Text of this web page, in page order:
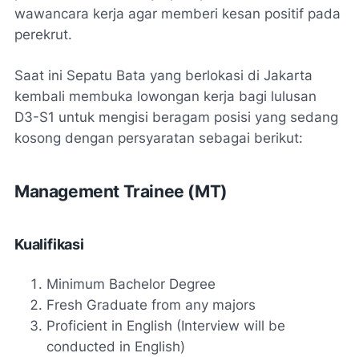
wawancara kerja agar memberi kesan positif pada
perekrut.
Saat ini Sepatu Bata yang berlokasi di Jakarta
kembali membuka lowongan kerja bagi lulusan
D3-S1 untuk mengisi beragam posisi yang sedang
kosong dengan persyaratan sebagai berikut:
Management Trainee (MT)
Kualifikasi
Minimum Bachelor Degree
Fresh Graduate from any majors
Proficient in English (Interview will be
conducted in English)